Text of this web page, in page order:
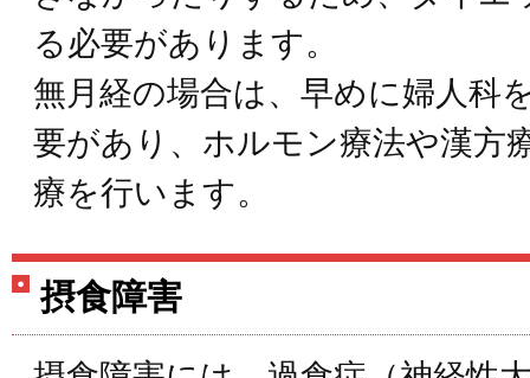
る必要があります。
無月経の場合は、早めに婦人科
要があり、ホルモン療法や漢方
療を行います。
摂食障害